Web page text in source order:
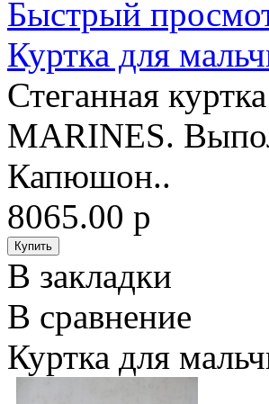
Быстрый
Куртка для
Стеганная
MARINES.
Капюшон..
8065.00 р
В закладки
В сравнение
Куртка для